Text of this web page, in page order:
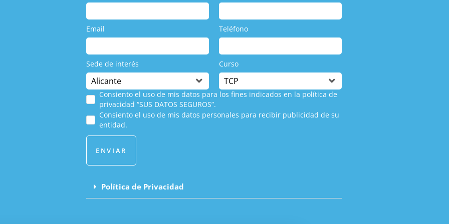
Email Teléfono
Sede de interés Curso
Consiento el uso de mis datos para los fines indicados en la política de
privacidad “SUS DATOS SEGUROS”.
Consiento el uso de mis datos personales para recibir publicidad de su
entidad.
ENVIAR
Política de Privacidad